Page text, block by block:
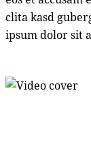
clita kasd
ipsum dolor sit